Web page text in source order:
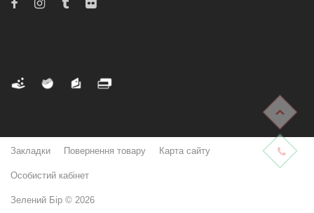
Закладки Повернення товару Карта сайту
Особистий кабінет
Зелений Бір © 2026